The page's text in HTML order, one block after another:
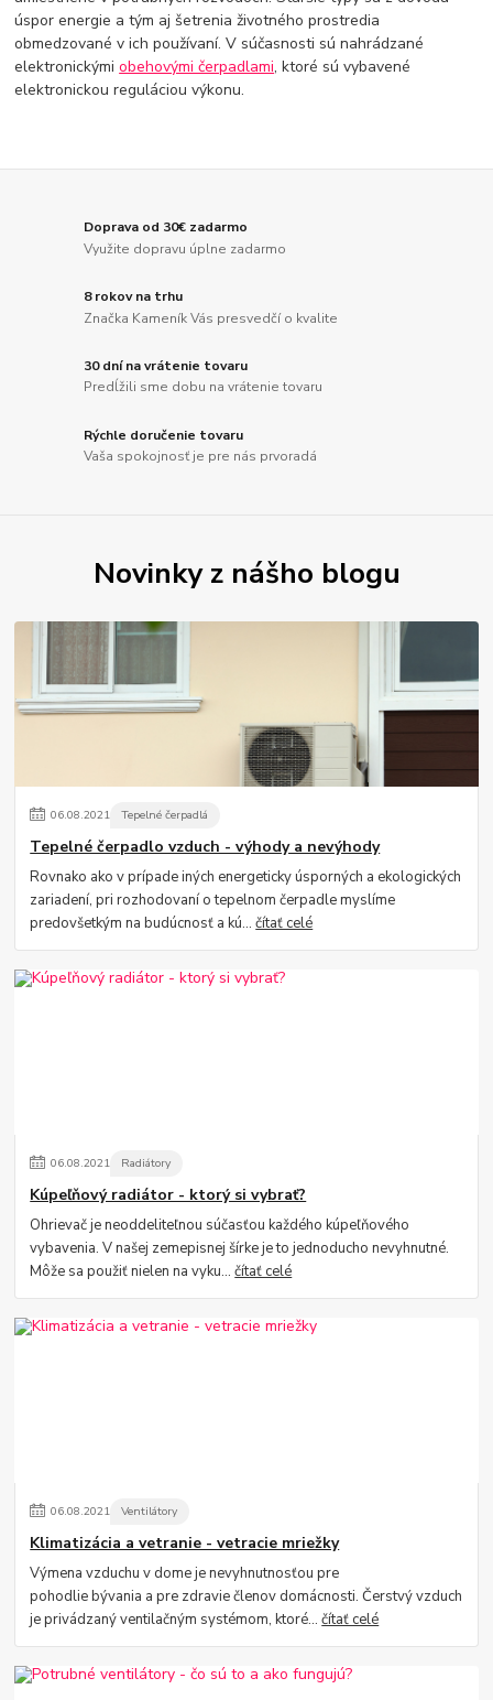
úspor energie a tým aj šetrenia životného prostredia
obmedzované v ich používaní. V súčasnosti sú nahrádzané
elektronickýmiobehovými čerpadlami, ktoré sú vybavené
elektronickou reguláciou výkonu.
Doprava od 30€ zadarmo
Využite dopravu úplne zadarmo
8 rokov na trhu
Značka Kameník Vás presvedčí o kvalite
30 dní na vrátenie tovaru
Predĺžili sme dobu na vrátenie tovaru
Rýchle doručenie tovaru
Vaša spokojnosť je pre nás prvoradá
Novinky z nášho blogu
06.08.2021 Tepelné čerpadlá
Tepelné čerpadlo vzduch - výhody a nevýhody
Rovnako ako v prípade iných energeticky úsporných a ekologických
zariadení, pri rozhodovaní o tepelnom čerpadle myslíme
predovšetkým na budúcnosť a kú...čítať celé
06.08.2021 Radiátory
Kúpeľňový radiátor - ktorý si vybrať?
Ohrievač je neoddeliteľnou súčasťou každého kúpeľňového
vybavenia. V našej zemepisnej šírke je to jednoducho nevyhnutné.
Môže sa použiť nielen na vyku...čítať celé
06.08.2021 Ventilátory
Klimatizácia a vetranie - vetracie mriežky
Výmena vzduchu v dome je nevyhnutnosťou pre
pohodlie bývania a pre zdravie členov domácnosti. Čerstvý vzduch
je privádzaný ventilačným systémom, ktoré...čítať celé